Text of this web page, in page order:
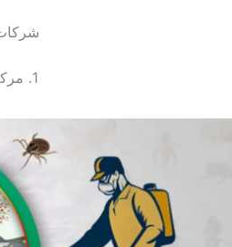
1. مركز zero pests لاباده الحشرات